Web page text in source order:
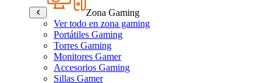
Zona Gaming
Ver todo en zona gaming
Portátiles Gaming
Torres Gaming
Monitores Gamer
Accesorios Gaming
Sillas Gamer